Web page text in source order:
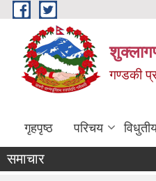
Skip to main content
गण्डकी
गृहपृष्ठ परिचय
समाचार